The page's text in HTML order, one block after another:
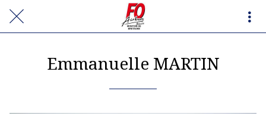
Emmanuelle MARTIN